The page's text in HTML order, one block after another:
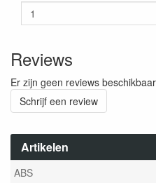
Artikelen
ABS
Reviews
Er zijn geen reviews
Schrijf een review